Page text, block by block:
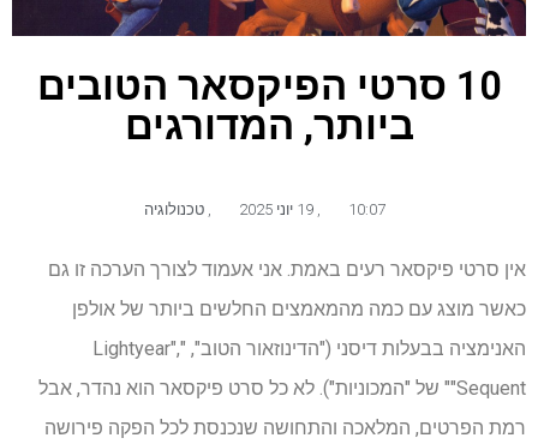
10 סרטי הפיקסאר הטובים
ביותר, המדורגים
10:07 19 יוני 2025 טכנולוגיה
אין סרטי פיקסאר רעים באמת. אני אעמוד לצורך הערכה זו גם
כאשר מוצג עם כמה מהמאמצים החלשים ביותר של אולפן
האנימציה בבעלות דיסני ("הדינוזאור הטוב", "Lightyear",
"Sequent" של "המכוניות"). לא כל סרט פיקסאר הוא נהדר, אבל
רמת הפרטים, המלאכה והתחושה שנכנסת לכל הפקה פירושה